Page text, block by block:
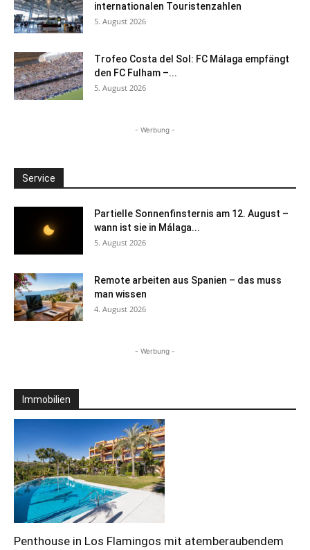
internationalen Touristenzahlen
5. August 2026
Trofeo Costa del Sol: FC Málaga empfängt
den FC Fulham –...
5. August 2026
- Werbung -
Service
Partielle Sonnenfinsternis am 12. August –
wann ist sie in Málaga...
5. August 2026
Remote arbeiten aus Spanien – das muss
man wissen
4. August 2026
- Werbung -
Immobilien
Penthouse in Los Flamingos mit atemberaubendem